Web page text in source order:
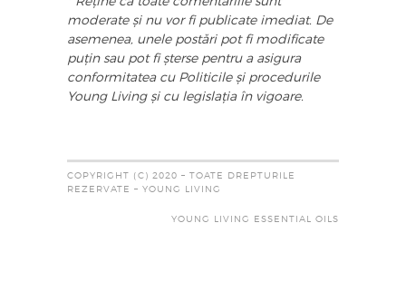
moderate și nu vor fi publicate imediat. De
asemenea, unele postări pot fi modificate
puțin sau pot fi șterse pentru a asigura
conformitatea cu Politicile și procedurile
Young Living și cu legislația în vigoare.
COPYRIGHT (C) 2020 – TOATE DREPTURILE
REZERVATE – YOUNG LIVING
YOUNG LIVING ESSENTIAL OILS